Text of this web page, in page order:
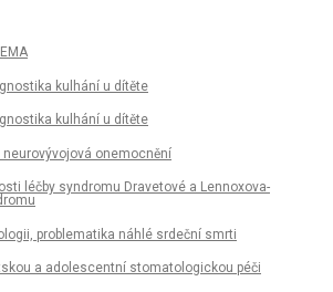
kulhání u dítěte
kulhání u dítěte
neurovývojová onemocnění
léčby syndromu Dravetové a Lennoxova-
problematika náhlé srdeční smrti
a adolescentní stomatologickou péči